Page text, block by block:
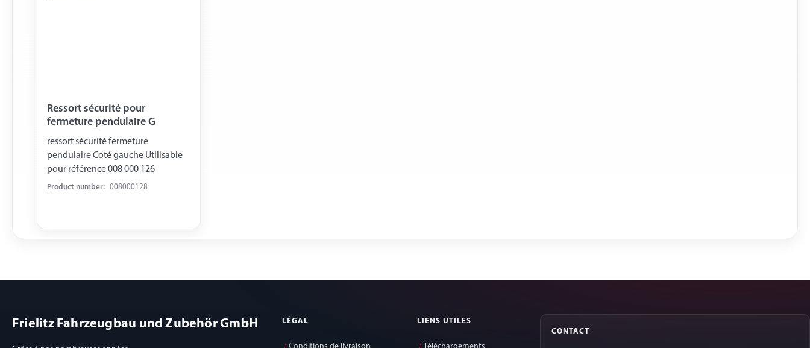
Ressort sécurité pour
fermeture pendulaire G
ressort sécurité fermeture
pendulaire Coté gauche Utilisable
pour référence 008 000 126
Product number: 008000128
Frielitz Fahrzeugbau und Zubehör GmbH LÉGAL LIENS UTILES
CONTACT